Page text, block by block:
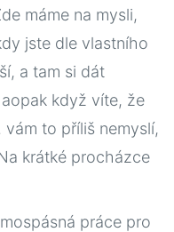
máme na mysli,
jste dle vlastního
a tam si dát
když víte, že
vám to příliš nemyslí,
krátké procházce
práce pro